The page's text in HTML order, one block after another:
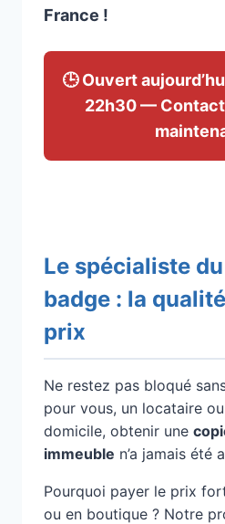
France !
🕒 Ouvert
22h30 —
Le spécialiste
badge : la
prix
Ne restez pas bloqué
pour vous, un locataire
domicile, obtenir une
immeuble n’a jamais été
Pourquoi payer le prix
ou en boutique ? Notre